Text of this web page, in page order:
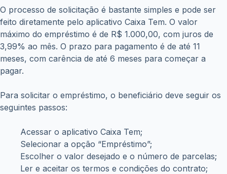
O processo de solicitação é bastante simples e pode ser
feito diretamente pelo aplicativo Caixa Tem. O valor
máximo do empréstimo é de R$ 1.000,00, com juros de
3,99% ao mês. O prazo para pagamento é de até 11
meses, com carência de até 6 meses para começar a
pagar.
Para solicitar o empréstimo, o beneficiário deve seguir os
seguintes passos:
Acessar o aplicativo Caixa Tem;
Selecionar a opção “Empréstimo”;
Escolher o valor desejado e o número de parcelas;
Ler e aceitar os termos e condições do contrato;